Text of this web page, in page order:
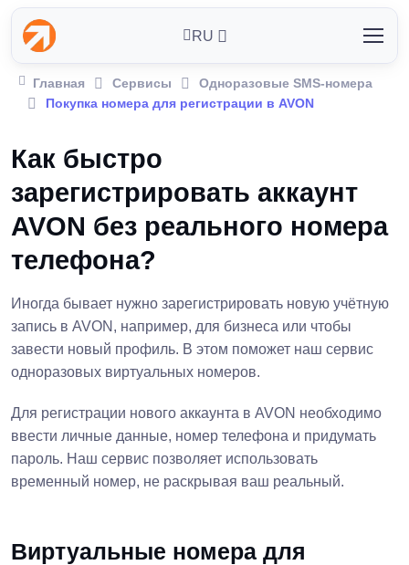
RU
Главная Сервисы
Одноразовые SMS-номера
Покупка номера для регистрации в AVON
Как быстро
зарегистрировать аккаунт
AVON без реального номера
телефона?
Иногда бывает нужно зарегистрировать новую учётную
запись в AVON, например, для бизнеса или чтобы
завести новый профиль. В этом поможет наш сервис
одноразовых виртуальных номеров.
Для регистрации нового аккаунта в AVON необходимо
ввести личные данные, номер телефона и придумать
пароль. Наш сервис позволяет использовать
временный номер, не раскрывая ваш реальный.
Виртуальные номера для